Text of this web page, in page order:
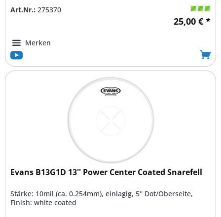
Art.Nr.: 275370
25,00 € *
Merken
Evans B13G1D 13'' Power Center Coated Snarefell
Stärke: 10mil (ca. 0.254mm), einlagig, 5'' Dot/Oberseite,
Finish: white coated